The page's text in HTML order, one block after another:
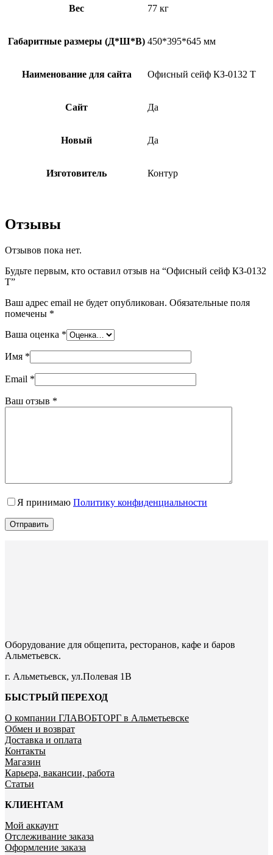
Вес 77 кг
Габаритные размеры (Д*Ш*В) 450*395*645 мм
Наименование для сайта Офисный сейф КЗ-0132 Т
Сайт Да
Новый Да
Изготовитель Контур
Отзывы
Отзывов пока нет.
Будьте первым, кто оставил отзыв на “Офисный сейф КЗ-0132
Т”
Ваш адрес email не будет опубликован. Обязательные поля
помечены *
Ваша оценка *
Имя *
Email *
Ваш отзыв *
Я принимаю Политику конфиденциальности
Отправить
Оборудование для общепита, ресторанов, кафе и баров
Альметьевск.
г. Альметьевск, ул.Полевая 1В
БЫСТРЫЙ ПЕРЕХОД
О компании ГЛАВОБТОРГ в Альметьевске
Обмен и возврат
Доставка и оплата
Контакты
Магазин
Карьера, вакансии, работа
Статьи
КЛИЕНТАМ
Мой аккаунт
Отслеживание заказа
Оформление заказа